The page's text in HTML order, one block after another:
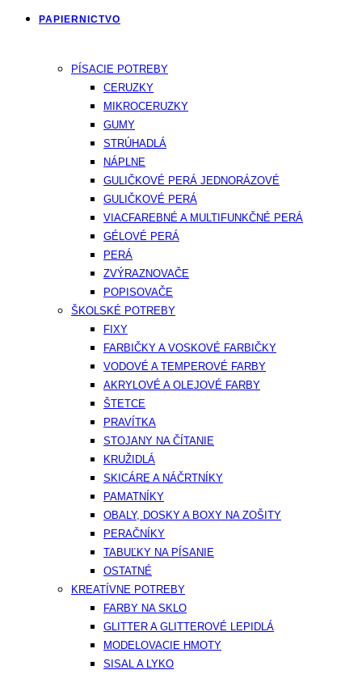
PAPIERNICTVO
PÍSACIE POTREBY
CERUZKY
MIKROCERUZKY
GUMY
STRÚHADLÁ
NÁPLNE
GULIČKOVÉ PERÁ JEDNORÁZOVÉ
GULIČKOVÉ PERÁ
VIACFAREBNÉ A MULTIFUNKČNÉ PERÁ
GÉLOVÉ PERÁ
PERÁ
ZVÝRAZNOVAČE
POPISOVAČE
ŠKOLSKÉ POTREBY
FIXY
FARBIČKY A VOSKOVÉ FARBIČKY
VODOVÉ A TEMPEROVÉ FARBY
AKRYLOVÉ A OLEJOVÉ FARBY
ŠTETCE
PRAVÍTKA
STOJANY NA ČÍTANIE
KRUŽIDLÁ
SKICÁRE A NÁČRTNÍKY
PAMATNÍKY
OBALY, DOSKY A BOXY NA ZOŠITY
PERAČNÍKY
TABUĽKY NA PÍSANIE
OSTATNÉ
KREATÍVNE POTREBY
FARBY NA SKLO
GLITTER A GLITTEROVÉ LEPIDLÁ
MODELOVACIE HMOTY
SISAL A LYKO